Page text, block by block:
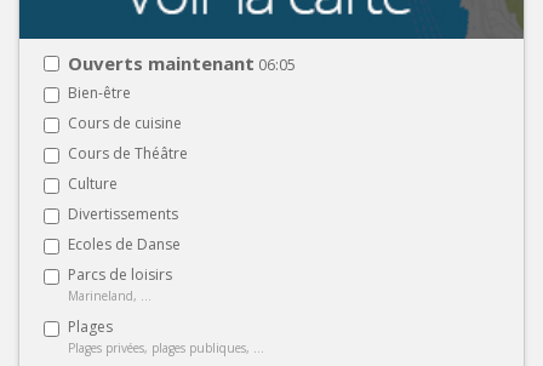
Ouverts maintenant 06:05
Bien-être
Cours de cuisine
Cours de Théâtre
Culture
Divertissements
Ecoles de Danse
Parcs de loisirs
Marineland, ...
Plages
Plages privées, plages publiques, ...